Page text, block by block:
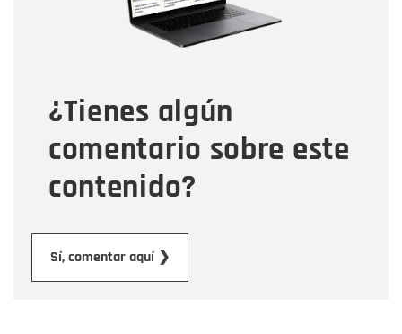
¿Tienes algún
comentario sobre este
contenido?
Sí, comentar aquí ❯
Tipo de comentario
Mensaje